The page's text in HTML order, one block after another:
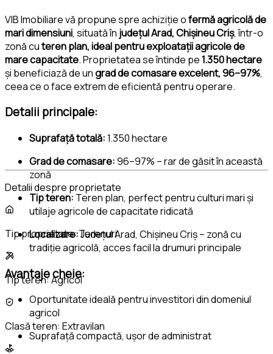
VIB Imobiliare vă propune spre achiziție ofermă agricolă de
mari dimensiuni, situată în județul Arad, Chișineu Criș, într-o
zonă cuteren plan, ideal pentru exploatații agricole de
mare capacitate. Proprietatea se întinde pe1.350 hectare
și beneficiază de ungrad de comasare excelent, 96–97%,
ceea ce o face extrem de eficientă pentru operare.
Detalii principale:
Suprafață totală:1.350 hectare
Grad de comasare:96–97% – rar de găsit în această
zonă
Tip teren: Teren plan, perfect pentru culturi mari și
utilaje agricole de capacitate ridicată
Localizare:Județul Arad, Chișineu Criș – zonă cu
tradiție agricolă, acces facil la drumuri principale
Avantaje cheie:
Oportunitate ideală pentru investitori din domeniul
agricol
Suprafață compactă, ușor de administrat
Detalii despre proprietate
Tip proprietate:Terenuri
Tip teren:Agricol
Clasă teren: Extravilan